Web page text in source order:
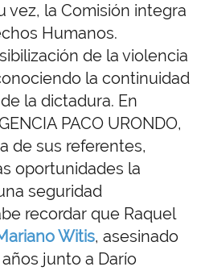
vez, la Comisión integra
Humanos.
de la violencia
la continuidad
la dictadura. En
PACO URONDO,
de sus referentes,
oportunidades la
seguridad
recordar que Raquel
Witis, asesinado
junto a Darío